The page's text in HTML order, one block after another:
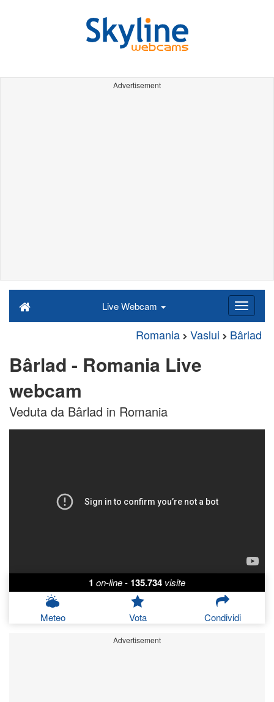
Advertisement
Live Webcam
Romania Vaslui Bârlad
Bârlad - Romania Live
webcam
Veduta da Bârlad in Romania
1 on-line- 135.734 visite
Meteo Vota Condividi
Advertisement